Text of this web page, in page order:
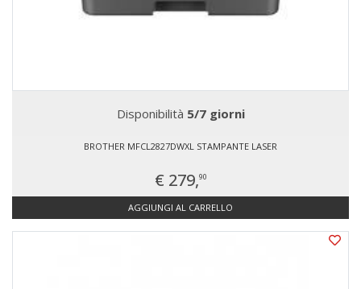
Disponibilità 5/7 giorni
BROTHER MFCL2827DWXL STAMPANTE LASER
€ 279,90
AGGIUNGI AL CARRELLO